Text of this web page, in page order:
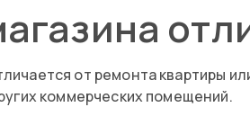
от ремонта квартиры
коммерческих помещений.